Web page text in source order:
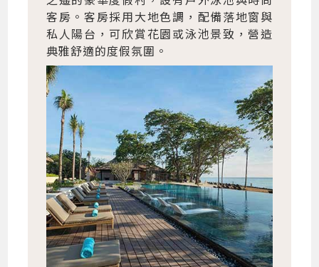
客房。客房採用大地色調，配備落地窗與
私人陽台，可欣賞花園或泳池景致，營造
典雅舒適的度假氛圍。